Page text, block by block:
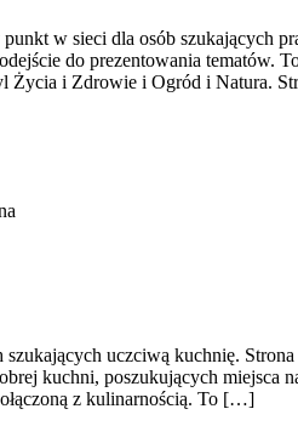
w sieci dla osób szukających
do prezentowania tematów.
Życia i Zdrowie i Ogród i Natura.
uczciwą kuchnię.
kuchni, poszukujących
z kulinarnością. To […]